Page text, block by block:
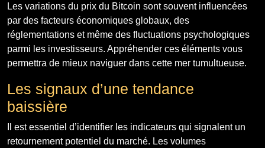
Les variations du prix du Bitcoin sont souvent influencées
par des facteurs économiques globaux, des
réglementations et même des fluctuations psychologiques
parmi les investisseurs. Appréhender ces éléments vous
permettra de mieux naviguer dans cette mer tumultueuse.
Les signaux d’une tendance
baissière
Il est essentiel d’identifier les indicateurs qui signalent un
retournement potentiel du marché. Les volumes